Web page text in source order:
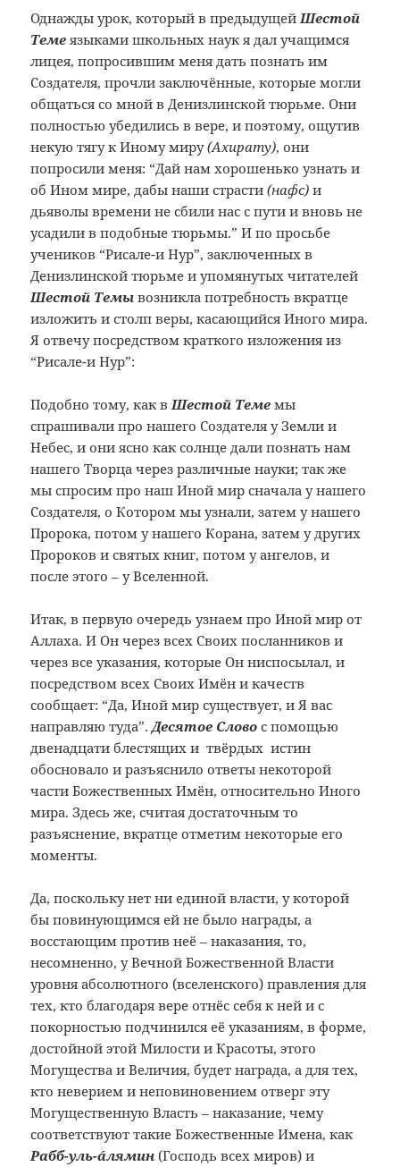
Однажды урок, который в предыдущейШестой
Темеязыками школьных наук я дал учащимся
лицея, попросившим меня дать познать им
Создателя, прочли заключённые, которые могли
общаться со мной в Денизлинской тюрьме. Они
полностью убедились в вере, и поэтому, ощутив
некую тягу к Иному миру(Ахирату), они
попросили меня: “Дай нам хорошенько узнать и
об Ином мире, дабы наши страсти(нафс) и
дьяволы времени не сбили нас с пути и вновь не
усадили в подобные тюрьмы.” И по просьбе
учеников “Рисале-и Нур”, заключенных в
Денизлинской тюрьме и упомянутых читателей
Шестой Темы возникла потребность вкратце
изложить и столп веры, касающийся Иного мира.
Я отвечу посредством краткого изложения из
“Рисале-и Нур”:
Подобно тому, как вШестой Теме мы
спрашивали про нашего Создателя у Земли и
Небес, и они ясно как солнце дали познать нам
нашего Творца через различные науки; так же
мы спросим про наш Иной мир сначала у нашего
Создателя, о Котором мы узнали, затем у нашего
Пророка, потом у нашего Корана, затем у других
Пророков и святых книг, потом у ангелов, и
после этого – у Вселенной.
Итак, в первую очередь узнаем про Иной мир от
Аллаха. И Он через всех Своих посланников и
через все указания, которые Он ниспосылал, и
посредством всех Своих Имён и качеств
сообщает: “Да, Иной мир существует, и Я вас
направляю туда”.Десятое Слово с помощью
двенадцати блестящих и твёрдых истин
обосновало и разъяснило ответы некоторой
части Божественных Имён, относительно Иного
мира. Здесь же, считая достаточным то
разъяснение, вкратце отметим некоторые его
моменты.
Да, поскольку нет ни единой власти, у которой
бы повинующимся ей не было награды, а
восстающим против неё – наказания, то,
несомненно, у Вечной Божественной Власти
уровня абсолютного (вселенского) правления для
тех, кто благодаря вере отнёс себя к ней и с
покорностью подчинился её указаниям, в форме,
достойной этой Милости и Красоты, этого
Могущества и Величия, будет награда, а для тех,
кто неверием и неповиновением отверг эту
Могущественную Власть – наказание, чему
соответствуют такие Божественные Имена, как
Рабб-уль-áлямин (Господь всех миров) и